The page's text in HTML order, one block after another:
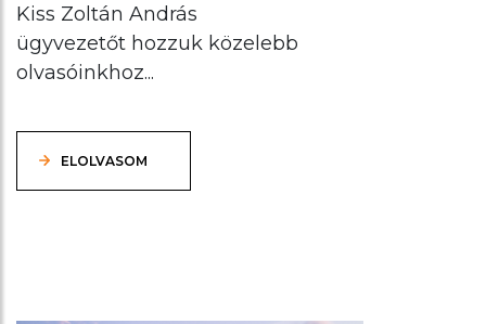
Kiss Zoltán András
ügyvezetőt hozzuk közelebb
olvasóinkhoz...
ELOLVASOM